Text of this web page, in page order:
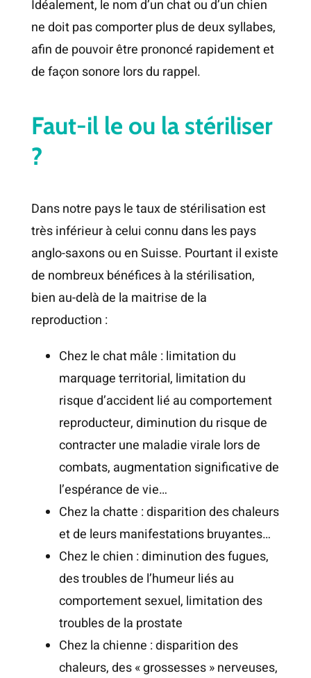
Idéalement, le nom d’un chat ou d’un chien
ne doit pas comporter plus de deux syllabes,
afin de pouvoir être prononcé rapidement et
de façon sonore lors du rappel.
Faut-il le ou la stériliser
?
Dans notre pays le taux de stérilisation est
très inférieur à celui connu dans les pays
anglo-saxons ou en Suisse. Pourtant il existe
de nombreux bénéfices à la stérilisation,
bien au-delà de la maitrise de la
reproduction :
Chez le chat mâle : limitation du
marquage territorial, limitation du
risque d’accident lié au comportement
reproducteur, diminution du risque de
contracter une maladie virale lors de
combats, augmentation significative de
l’espérance de vie…
Chez la chatte : disparition des chaleurs
et de leurs manifestations bruyantes…
Chez le chien : diminution des fugues,
des troubles de l’humeur liés au
comportement sexuel, limitation des
troubles de la prostate
Chez la chienne : disparition des
chaleurs, des « grossesses » nerveuses,